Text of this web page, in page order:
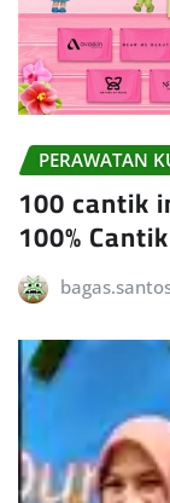
PERAWATAN
100 cantik
100%